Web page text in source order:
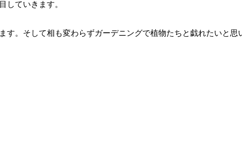
していきます。
す。そして相も変わらずガーデニングで植物たちと戯れたいと思